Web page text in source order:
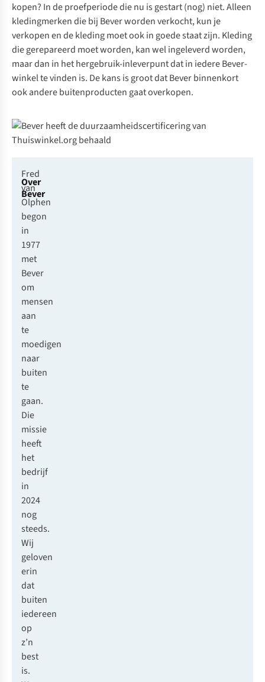
kopen? In de proefperiode die nu is gestart (nog) niet. Alleen
kledingmerken die bij Bever worden verkocht, kun je
verkopen en de kleding moet ook in goede staat zijn. Kleding
die gerepareerd moet worden, kan wel ingeleverd worden,
maar dan in het hergebruik-inleverpunt dat in iedere Bever-
winkel te vinden is. De kans is groot dat Bever binnenkort
ook andere buitenproducten gaat overkopen.
Over
Bever
Fred
van
Olphen
begon
in
1977
met
Bever
om
mensen
aan
te
moedigen
naar
buiten
te
gaan.
Die
missie
heeft
het
bedrijf
in
2024
nog
steeds.
Wij
geloven
erin
dat
buiten
iedereen
op
z’n
best
is.